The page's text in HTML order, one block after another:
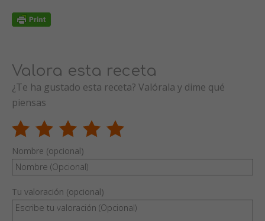
Valora esta receta
¿Te ha gustado esta receta? Valórala y dime qué
piensas
Nombre (opcional)
Tu valoración (opcional)